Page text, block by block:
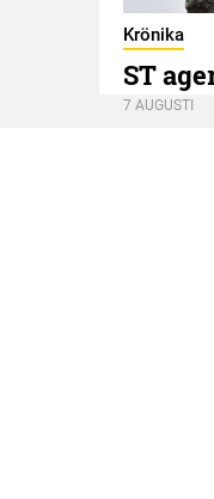
Krönika
ST
7 AUGUSTI